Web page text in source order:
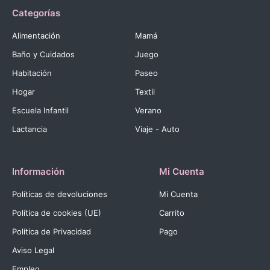
Categorías
Alimentación
Baño y Cuidados
Habitación
Hogar
Escuela Infantil
Lactancia
Mamá
Juego
Paseo
Textil
Verano
Viaje - Auto
Información
Políticas de devoluciones
Política de cookies (UE)
Política de Privacidad
Aviso Legal
Mi Cuenta
Mi Cuenta
Carrito
Pago